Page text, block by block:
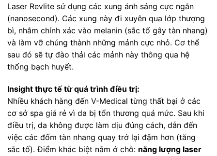
Laser Revlite sử dụng các xung ánh sáng cực ngắn
(nanosecond). Các xung này đi xuyên qua lớp thượng
bì, nhắm chính xác vào melanin (sắc tố gây tàn nhang)
và làm vỡ chúng thành những mảnh cực nhỏ. Cơ thể
sau đó sẽ tự đào thải các mảnh này thông qua hệ
thống bạch huyết.
Insight thực tế từ quá trình điều trị:
Nhiều khách hàng đến V-Medical từng thất bại ở các
cơ sở spa giá rẻ vì da bị tổn thương quá mức. Sau khi
điều trị, da không được làm dịu đúng cách, dẫn đến
việc các đốm tàn nhang quay trở lại đậm hơn (tăng
sắc tố). Điểm khác biệt nằm ở chỗ: năng lượng laser